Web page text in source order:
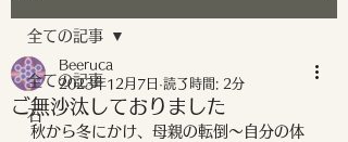
全ての記事
石
全ての記事
ご無沙汰しておりました
Beeruca
2023年12月7日 読了時間: 2分
秋から冬にかけ、母親の転倒〜自分の体